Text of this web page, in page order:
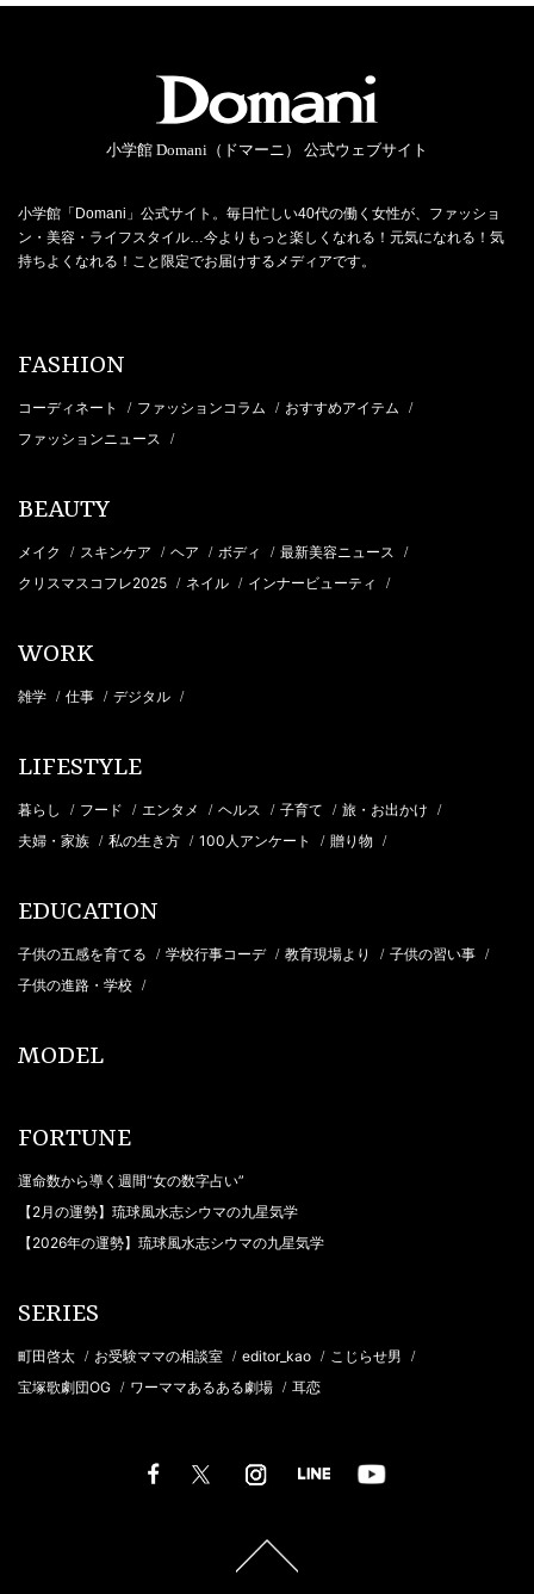
小学館 Domani（ドマーニ） 公式ウェブサイト
小学館「Domani」公式サイト。毎日忙しい40代の働く女性が、ファッショ
ン・美容・ライフスタイル…今よりもっと楽しくなれる！元気になれる！気
持ちよくなれる！こと限定でお届けするメディアです。
FASHION
コーディネート / ファッションコラム / おすすめアイテム /
ファッションニュース /
BEAUTY
メイク / スキンケア / ヘア / ボディ / 最新美容ニュース /
クリスマスコフレ2025 / ネイル / インナービューティ /
WORK
雑学 / 仕事 / デジタル /
LIFESTYLE
暮らし / フード / エンタメ / ヘルス / 子育て / 旅・お出かけ /
夫婦・家族 / 私の生き方 / 100人アンケート / 贈り物 /
EDUCATION
子供の五感を育てる / 学校行事コーデ / 教育現場より / 子供の習い事 /
子供の進路・学校 /
MODEL
FORTUNE
運命数から導く週間“女の数字占い”
【2月の運勢】琉球風水志シウマの九星気学
【2026年の運勢】琉球風水志シウマの九星気学
SERIES
町田啓太 / お受験ママの相談室 / editor_kao / こじらせ男 /
宝塚歌劇団OG / ワーママあるある劇場 / 耳恋